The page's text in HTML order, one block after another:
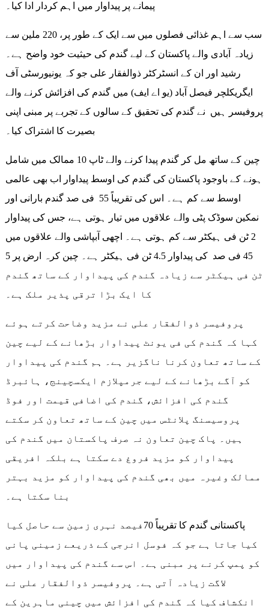
پیمانے پر پیداوار میں اہم کردار ادا کیا۔
سب سے اہم غذائی فصلوں میں سے ایک کے طور پر، 220 ملین سے
زیادہ آبادی والے پاکستان کے لیے گندم کی حیثیت خود واضح ہے۔
رشید اور ان کے انسٹرکٹر ذوالفقار علی جو کہ یونیورسٹی آف
ایگریکلچر فیصل آباد (یو اے ایف) میں گندم کی افزائش کرنے والے
پروفیسر ہیں نے گندم کی تحقیق کے سالوں کے تجربے پر مبنی اپنی
بصیرت کا اشتراک کیا۔
چین کے ساتھ مل کر گندم پیدا کرنے والے ٹاپ 10 ممالک میں شامل
ہونے کے باوجود پاکستان کی گندم کی اوسط پیداوار اب بھی عالمی
اوسط سے کم ہے۔ اس کی تقریباً 55 فی صد گندم بارانی اور
نمکین سوڈک پٹی والے علاقوں میں تیار ہوتی ہے، جس کی پیداوار
2 ٹن فی ہیکٹر سے کم ہوتی ہے۔ اچھی آبپاشی والے علاقوں میں
45 فی صد کی پیداوار 4.5 ٹن فی ہیکٹر ہے۔ چین کرہ ارض پر 5
ٹن فی ہیکٹر سے زیادہ گندم کی پیداوار کے ساتھ گندم
کا ایک بڑا ترقی پذیر ملک ہے۔
پروفیسر ذوالفقار علی نے مزید وضاحت کرتے ہوئے
کہا کہ گندم کی فی یونٹ پیداوار بڑھانے کے لیے چین
کے ساتھ تعاون کرنا ناگزیر ہے۔ ہم گندم کی پیداوار
کو آگے بڑھانے کے لیے جرمپلازم ایکسچینج، ہائبرڈ
گندم کی افزائش، گندم کی اضافی قیمت اور فوڈ
پروسیسنگ پلانٹس میں چین کے ساتھ تعاون کر سکتے
ہیں۔ پاک چین تعاون نہ صرف پاکستان میں گندم کی
پیداوار کو مزید فروغ دے سکتا ہے بلکہ افریقی
ممالک وغیرہ میں بھی گندم کی پیداوار کو مزید بہتر
بنا سکتا ہے۔
پاکستانی گندم کا تقریباً 70فیصد نہری زمین سے حاصل کیا
کیا جاتا ہے جو کہ فوسل انرجی کے ذریعے زمینی پانی
کو پمپ کرنے پر مبنی ہے۔ اس سے گندم کی پیداوار میں
لاگت زیادہ آتی ہے۔ پروفیسر ذوالفقار علی نے
انکشاف کیا کہ گندم کی افزائش میں چینی ماہرین کے